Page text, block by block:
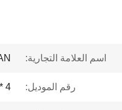
اسم العلامة التجارية:
رقم الموديل: 4